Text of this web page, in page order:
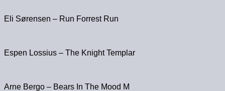
Eli Sørensen – Run Forrest Run
Espen Lossius – The Knight Templar
Arne Bergo – Bears In The Mood M